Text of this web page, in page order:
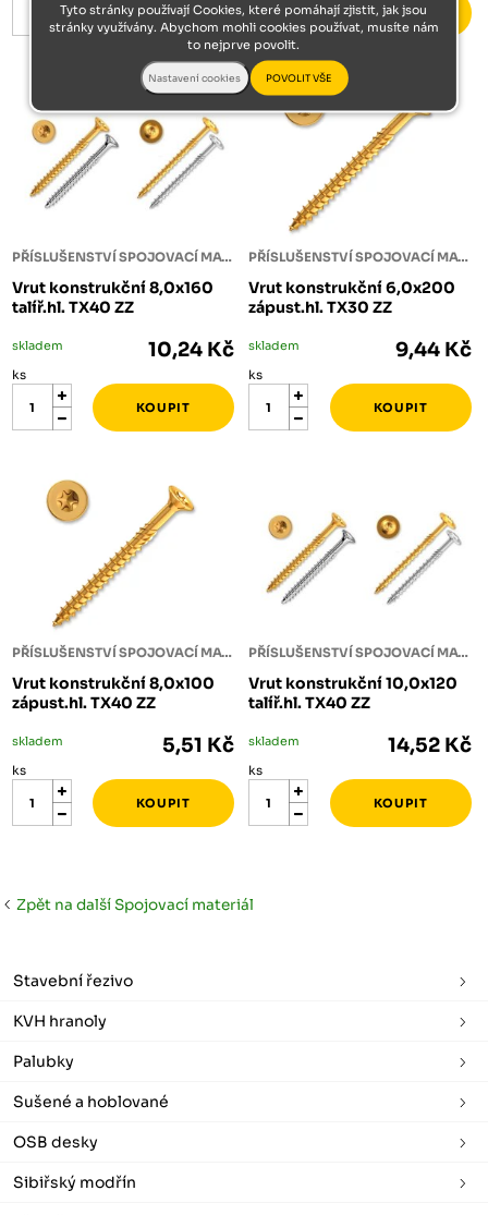
PŘÍSLUŠENSTVÍ SPOJOVACÍ MATERIÁL
Vrut konstrukční 8,0x160
talíř.hl. TX40 ZZ
skladem 10,24 Kč
ks
PŘÍSLUŠENSTVÍ SPOJOVACÍ MATERIÁL
Vrut konstrukční 6,0x200
zápust.hl. TX30 ZZ
skladem 9,44 Kč
ks
PŘÍSLUŠENSTVÍ SPOJOVACÍ MATERIÁL
Vrut konstrukční 8,0x100
zápust.hl. TX40 ZZ
skladem 5,51 Kč
ks
PŘÍSLUŠENSTVÍ SPOJOVACÍ MATERIÁL
Vrut konstrukční 10,0x120
talíř.hl. TX40 ZZ
skladem 14,52 Kč
ks
Zpět na další Spojovací materiál
Stavební řezivo
KVH hranoly
Palubky
Sušené a hoblované
OSB desky
Sibiřský modřín
Tyto stránky používají Cookies, které pomáhají zjistit, jak jsou
stránky využívány. Abychom mohli cookies používat, musíte nám
to nejprve povolit.